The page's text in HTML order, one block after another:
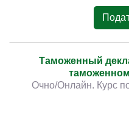
Таможенный
Очно/Онлайн. Курс